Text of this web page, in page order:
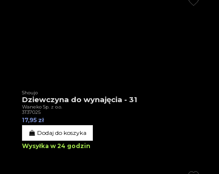
Shoujo
Dziewczyna do wynajęcia - 31
Waneko Sp. z o.o.
3T37025
17,95 zł
Dodaj do koszyka
Wysyłka w 24 godzin